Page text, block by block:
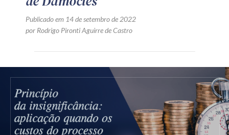
Publicado em 14 de setembro de 2022
por Rodrigo Pironti Aguirre de Castro